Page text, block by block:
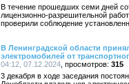
В течение прошедших семи дней
лицензионно-разрешительной
проверили соблюдение
В Ленинградской области
электромобилей от
04:12, 07.12.2024
315
3 декабря в ходе заседания